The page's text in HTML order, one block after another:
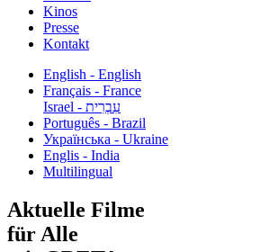
Kinos
Presse
Kontakt
English - English
Français - France
עִבְרִית - Israel
Português - Brazil
Українська - Ukraine
Englis - India
Multilingual
Aktuelle Filme
für Alle